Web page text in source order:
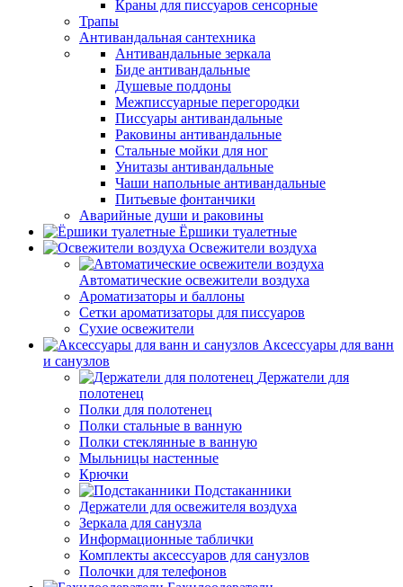
Краны для писсуаров сенсорные
Трапы
Антивандальная сантехника
Антивандальные зеркала
Биде антивандальные
Душевые поддоны
Межписсуарные перегородки
Писсуары антивандальные
Раковины антивандальные
Стальные мойки для ног
Унитазы антивандальные
Чаши напольные антивандальные
Питьевые фонтанчики
Аварийные души и раковины
Ёршики туалетные
Освежители воздуха
Автоматические освежители воздуха
Ароматизаторы и баллоны
Сетки ароматизаторы для писсуаров
Сухие освежители
Аксессуары для ванн
и санузлов
Держатели для
полотенец
Полки для полотенец
Полки стальные в ванную
Полки стеклянные в ванную
Мыльницы настенные
Крючки
Подстаканники
Держатели для освежителя воздуха
Зеркала для санузла
Информационные таблички
Комплекты аксессуаров для санузлов
Полочки для телефонов